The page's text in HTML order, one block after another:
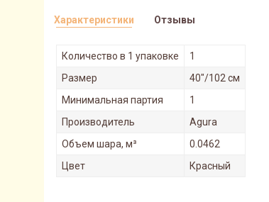
Характеристики
Количество в 1 упаковке
1
Размер
40"/102 см
Минимальная партия
1
Производитель
Agura
Объем шара, м³
0.0462
Цвет
Красный
Отзывы